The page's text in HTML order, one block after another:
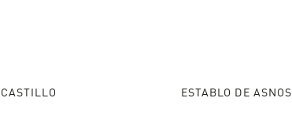
CASTILLO ESTABLO DE ASNOS